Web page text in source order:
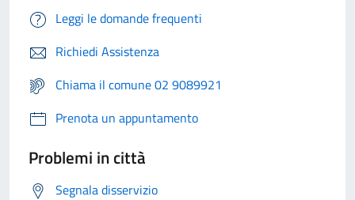
Leggi le domande frequenti
Richiedi Assistenza
Chiama il comune 02 9089921
Prenota un appuntamento
Problemi in città
Segnala disservizio